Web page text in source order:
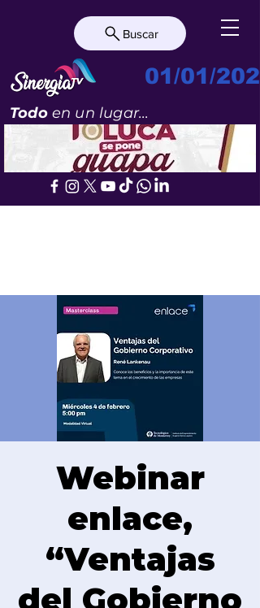
Buscar
01/01/
Todoen un lugar...
Webinar
enlace,
“Ventajas
del Gobierno